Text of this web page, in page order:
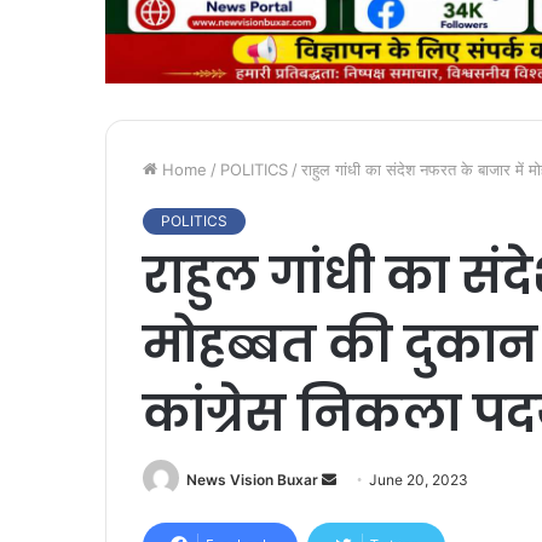
Home / POLITICS / राहुल गांधी का संदेश नफरत के बाजार में
POLITICS
राहुल गांधी का
मोहब्बत की
कांग्रेस निकला
News Vision Buxar
n
June 20, 2023